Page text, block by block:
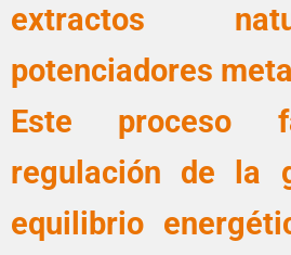
extractos
potenciadores
Este proceso
regulación de la
equilibrio